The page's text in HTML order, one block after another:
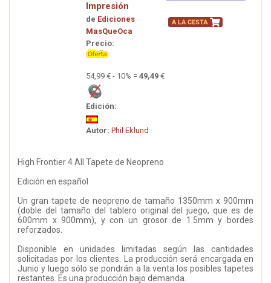
Impresión
de Ediciones
MasQueOca
Precio:
54,99 € - 10% = 49,49 €
Edición:
Autor: Phil Eklund
High Frontier 4 All Tapete de Neopreno
Edición en español
Un gran tapete de neopreno de tamaño 1350mm x 900mm
(doble del tamaño del tablero original del juego, que es de
600mm x 900mm), y con un grosor de 1.5mm y bordes
reforzados.
Disponible en unidades limitadas según las cantidades
solicitadas por los clientes. La producción será encargada en
Junio y luego sólo se pondrán a la venta los posibles tapetes
restantes. Es una producción bajo demanda.